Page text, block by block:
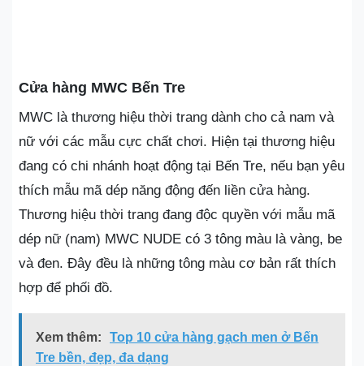
Cửa hàng MWC Bến Tre
MWC là thương hiệu thời trang dành cho cả nam và
nữ với các mẫu cực chất chơi. Hiện tại thương hiệu
đang có chi nhánh hoạt động tại Bến Tre, nếu bạn yêu
thích mẫu mã dép năng động đến liền cửa hàng.
Thương hiệu thời trang đang độc quyền với mẫu mã
dép nữ (nam) MWC NUDE có 3 tông màu là vàng, be
và đen. Đây đều là những tông màu cơ bản rất thích
hợp để phối đồ.
Xem thêm:
Top 10 cửa hàng gạch men ở Bến
Tre bền, đẹp, đa dạng